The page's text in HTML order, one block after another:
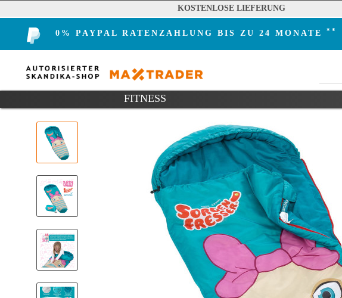
KOSTENLOSE LIEFERUNG
0% PAYPAL RATENZAHLUNG BIS ZU 24 MONATE **
FITNESS